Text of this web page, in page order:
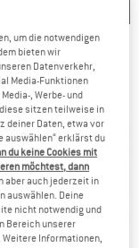
- Daypack
um die notwendigen
bieten wir
Datenverkehr,
Media-Funktionen
, Werbe- und
sitzen teilweise in
deiner Daten, etwa vor
auswählen“ erklärst du
du keine Cookies mit
möchtest, dann
aber auch jederzeit in
auswählen. Deine
nicht notwendig und
Bereich unserer
Informationen,